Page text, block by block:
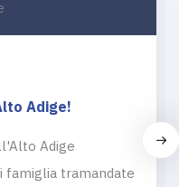
Adige!
Adige
famiglia tramandate